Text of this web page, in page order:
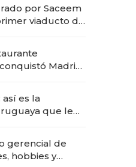
por Saceem
viaducto de
Madrid:
apertura
así es la
que le
gerencial de
hobbies y